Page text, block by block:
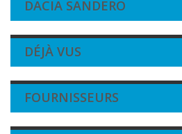
DACIA SANDERO
DÉJÀ VUS
FOURNISSEURS